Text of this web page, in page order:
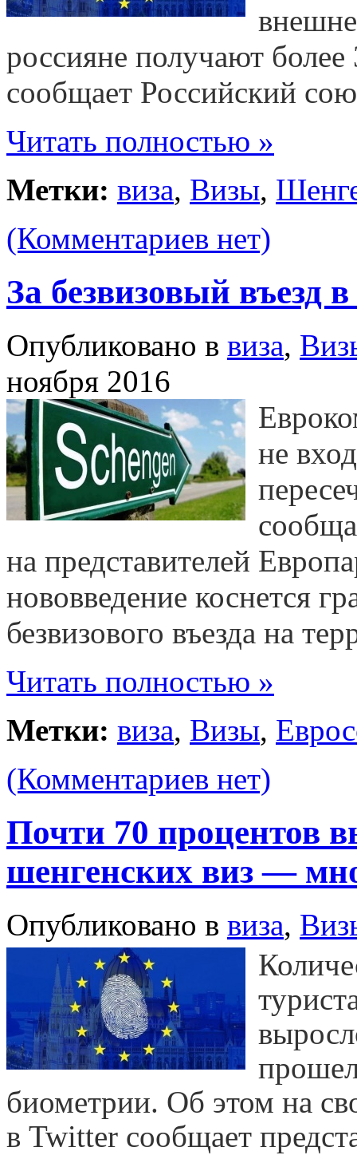
россияне получают
сообщает Российский
Читать полностью »
Метки: виза, Визы,
(Комментариев нет)
За безвизовый въезд
Опубликовано в виза,
ноября 2016
не
на представителей
нововведение коснется
безвизового въезда на
Читать полностью »
Метки: виза, Визы,
(Комментариев нет)
Почти 70 процентов
шенгенских виз —
Опубликовано в виза,
биометрии. Об этом на
в Twitter сообщает